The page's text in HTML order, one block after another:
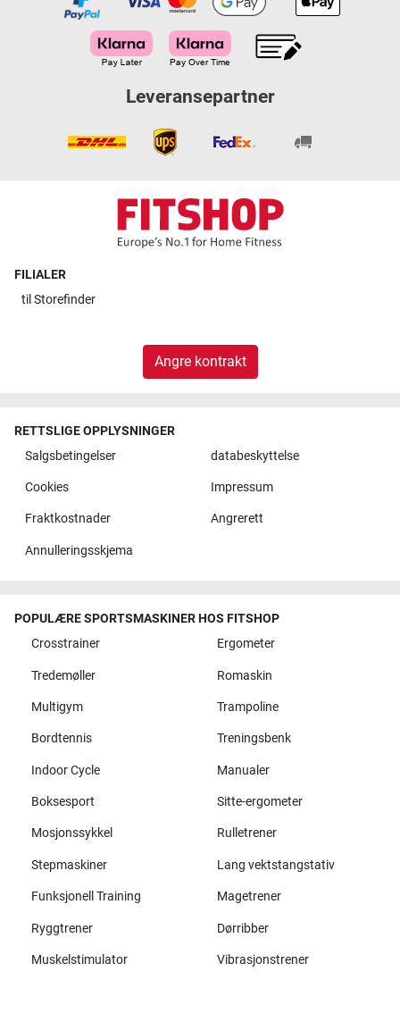
Leveransepartner
FILIALER
til Storefinder
Angre kontrakt
RETTSLIGE OPPLYSNINGER
Salgsbetingelser
databeskyttelse
Cookies Impressum
Fraktkostnader Angrerett
Annulleringsskjema
POPULÆRE SPORTSMASKINER HOS FITSHOP
Crosstrainer
Ergometer
Tredemøller Romaskin
Multigym Trampoline
Bordtennis Treningsbenk
Indoor Cycle Manualer
Boksesport Sitte-ergometer
Mosjonssykkel Rulletrener
Stepmaskiner Lang vektstangstativ
Funksjonell Training Magetrener
Ryggtrener Dørribber
Muskelstimulator Vibrasjonstrener